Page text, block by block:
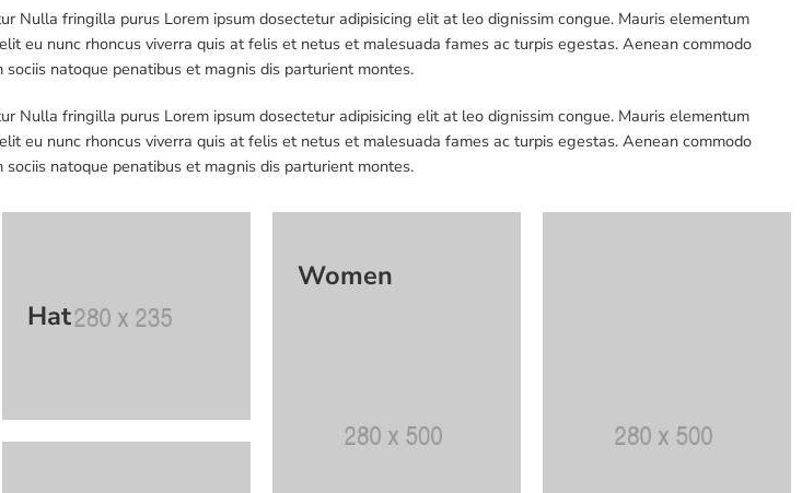
Nulla fringilla purus Lorem ipsum dosectetur adipisicing elit at leo dignissim congue. Mauris elementum
eu nunc rhoncus viverra quis at felis et netus et malesuada fames ac turpis egestas. Aenean commodo
natoque penatibus et magnis dis parturient montes.
Nulla fringilla purus Lorem ipsum dosectetur adipisicing elit at leo dignissim congue. Mauris elementum
eu nunc rhoncus viverra quis at felis et netus et malesuada fames ac turpis egestas. Aenean commodo
natoque penatibus et magnis dis parturient montes.
Hat
Women